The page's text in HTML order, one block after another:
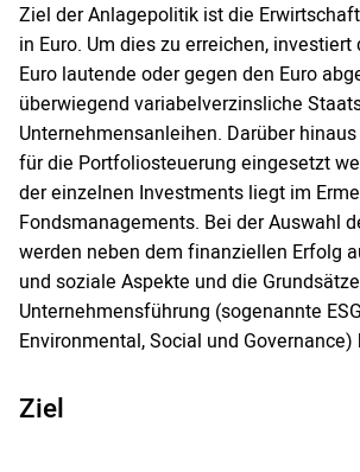
Ziel der Anlagepolitik ist die
in Euro. Um dies zu erreichen,
Euro lautende oder gegen den Euro
überwiegend variabelverzinsliche
Unternehmensanleihen. Darüber
für die Portfoliosteuerung eingesetzt
der einzelnen Investments liegt im
Fondsmanagements. Bei der Auswahl
werden neben dem finanziellen Erfolg
und soziale Aspekte und die
Unternehmensführung (sogenannte
Environmental, Social und
Ziel